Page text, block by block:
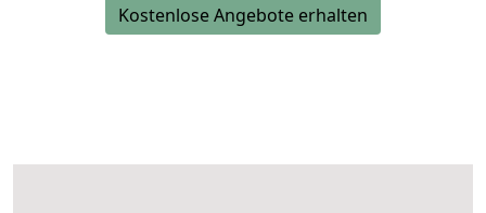
Kostenlose Angebote erhalten